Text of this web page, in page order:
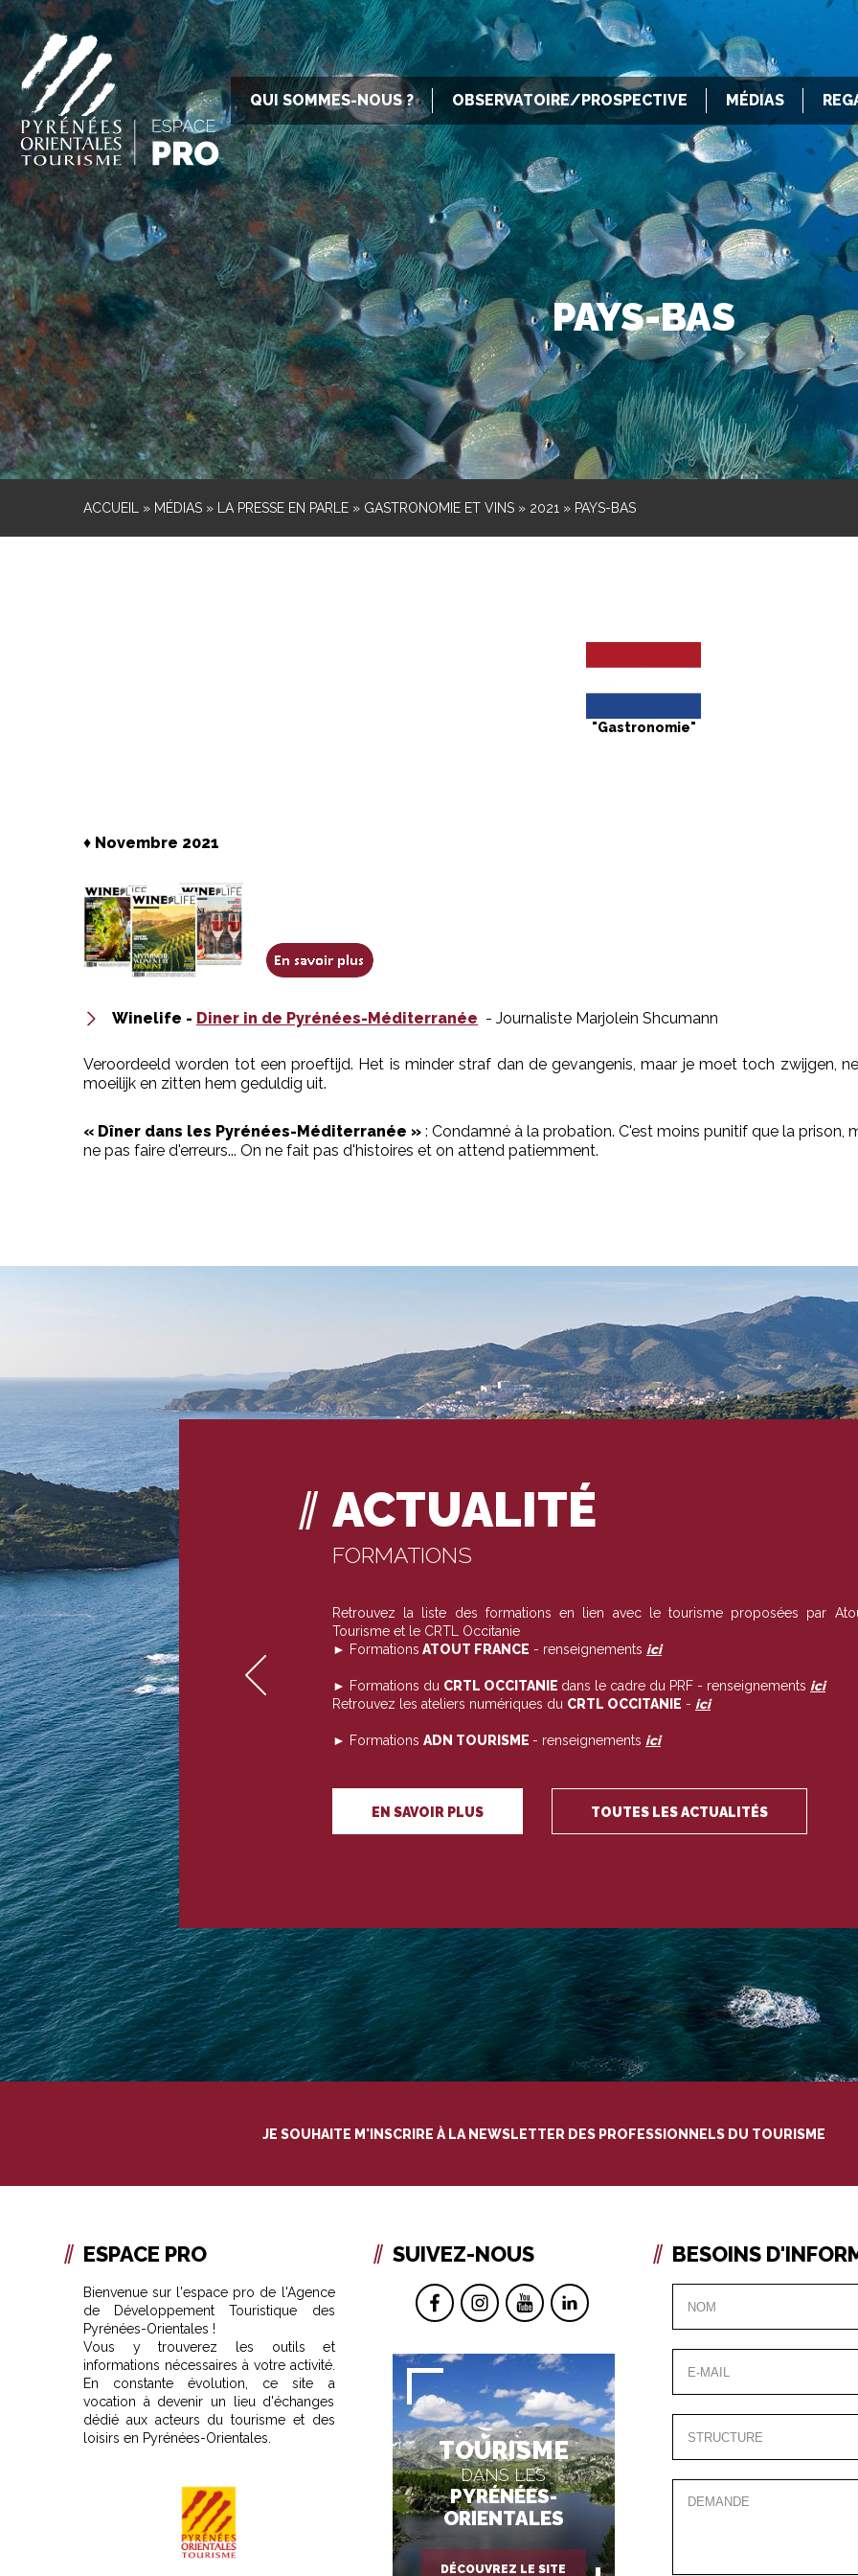
QUI SOMMES-NOUS ? OBSERVATOIRE/PROSPECTIVE MÉDIAS
PAYS-BAS
ACCUEIL » MÉDIAS » LA PRESSE EN PARLE » GASTRONOMIE ET VINS » 2021 » PAYS-BAS
"Gastronomie"
♦ Novembre 2021
Winelife - Diner in de Pyrénées-Méditerranée - Journaliste Marjolein Shcumann
Veroordeeld worden tot een proeftijd. Het is minder straf dan de gevangenis, maar je moet toch zwijgen,
moeilijk en zitten hem geduldig uit.
« Dîner dans les Pyrénées-Méditerranée » : Condamné à la probation. C'est moins punitif que la
ne pas faire d'erreurs... On ne fait pas d'histoires et on attend patiemment.
ACTUALITÉ
FORMATIONS
Retrouvez la liste des formations en lien avec le tourisme proposées par
Tourisme et le CRTL Occitanie
► Formations ATOUT FRANCE - renseignements ici
► Formations du CRTL OCCITANIE dans le cadre du PRF - renseignements ici
Retrouvez les ateliers numériques du CRTL OCCITANIE - ici
► Formations ADN TOURISME - renseignements ici
EN SAVOIR PLUS TOUTES LES ACTUALITÉS
JE SOUHAITE M'INSCRIRE À LA NEWSLETTER DES PROFESSIONNELS DU TOURISME
ESPACE PRO
Bienvenue sur l'espace pro de l'Agence
de Développement Touristique des
Pyrénées-Orientales !
Vous y trouverez les outils et
informations nécessaires à votre activité.
En constante évolution, ce site a
vocation à devenir un lieu d'échanges
dédié aux acteurs du tourisme et des
loisirs en Pyrénées-Orientales.
SUIVEZ-NOUS
TOURISME
DANS LES
PYRÉNÉES-
ORIENTALES
DÉCOUVREZ LE SITE
BESOINS